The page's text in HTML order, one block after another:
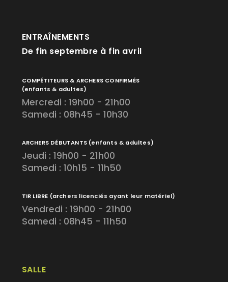
SALLE
ENTRAÎNEMENTS
De fin septembre à fin avril
COMPÉTITEURS & ARCHERS CONFIRMÉS
(enfants & adultes)
Mercredi : 19h00 - 21h00
Samedi : 08h45 - 10h30
ARCHERS DÉBUTANTS (enfants & adultes)
Jeudi : 19h00 - 21h00
Samedi : 10h15 - 11h50
TIR LIBRE (archers licenciés ayant leur matériel)
Vendredi : 19h00 - 21h00
Samedi : 08h45 - 11h50